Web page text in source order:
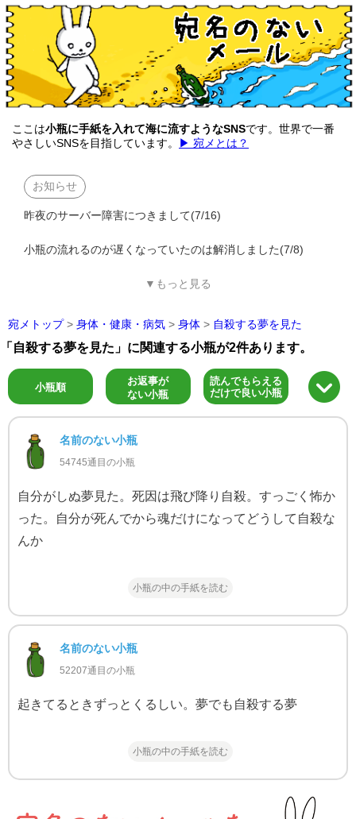
ここは小瓶に手紙を入れて海に流すようなSNSです。世界で一番
やさしいSNSを目指しています。
▶ 宛メとは？
お知らせ
昨夜のサーバー障害につきまして(7/16)
小瓶の流れるのが遅くなっていたのは解消しました(7/8)
▼もっと見る
宛メトップ > 身体・健康・病気 > 身体 > 自殺する夢を見た
「自殺する夢を見た」に関連する小瓶が2件あります。
小瓶順
お返事が
ない小瓶
読んでもらえる
だけで良い小瓶
名前のない小瓶
54745通目の小瓶
自分がしぬ夢見た。死因は飛び降り自殺。すっごく怖か
った。自分が死んでから魂だけになってどうして自殺な
んか
小瓶の中の手紙を読む
名前のない小瓶
52207通目の小瓶
起きてるときずっとくるしい。夢でも自殺する夢
小瓶の中の手紙を読む